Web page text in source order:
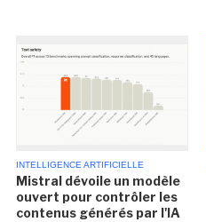
INTELLIGENCE ARTIFICIELLE
Mistral dévoile un modèle
ouvert pour contrôler les
contenus générés par l'IA